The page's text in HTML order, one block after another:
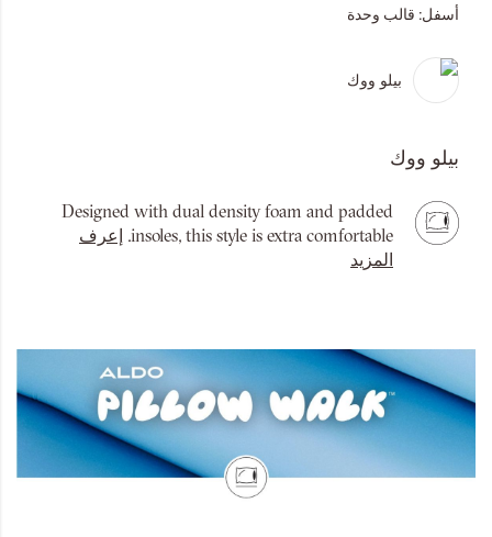
أسفل: قالب وحدة
بيلو ووك
بيلو ووك
Designed with dual density foam and padded
insoles, this style is extra comfortable.
إعرف
المزيد